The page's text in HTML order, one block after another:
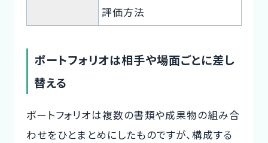
評価方法
ポートフォリオは相手や場面ごとに差し
替える
ポートフォリオは複数の書類や成果物の組み合
わせをひとまとめにしたものですが、構成する